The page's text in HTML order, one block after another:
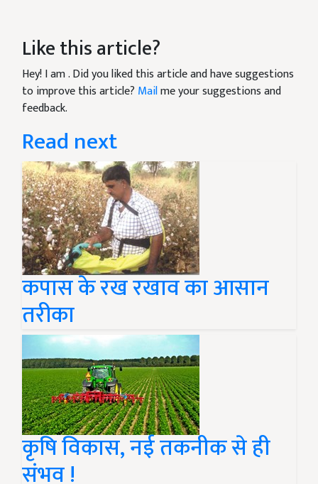
Like this article?
Hey! I am. Did you liked this article and have suggestions
to improve this article? Mailme your suggestions and
feedback.
Read next
कपास के रख रखाव का आसान
तरीका
कृषि विकास, नई तकनीक से ही
संभव !